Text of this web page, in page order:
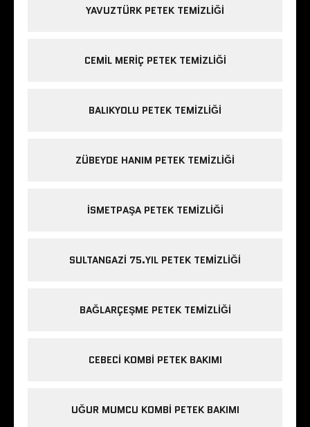
YAVUZTÜRK PETEK TEMIZLIĞI
CEMIL MERIÇ PETEK TEMIZLIĞI
BALIKYOLU PETEK TEMIZLIĞI
ZÜBEYDE HANIM PETEK TEMIZLIĞI
ISMETPAŞA PETEK TEMIZLIĞI
SULTANGAZI 75.YIL PETEK TEMIZLIĞI
BAĞLARÇEŞME PETEK TEMIZLIĞI
CEBECI KOMBI PETEK BAKIMI
UĞUR MUMCU KOMBI PETEK BAKIMI